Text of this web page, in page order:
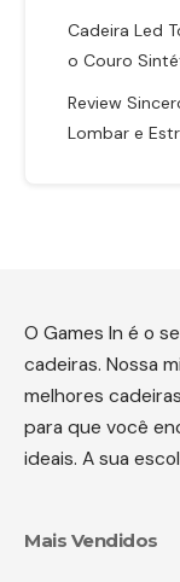
Cadeira Led
o Couro
Review
Lombar e
O Games In é o
cadeiras. Nossa
melhores
para que você
ideais. A sua
Mais Vendidos